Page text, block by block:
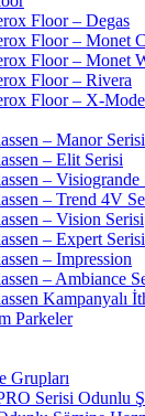
Floor – Degas
Floor – Monet
Floor – Monet
Floor – Rivera
Floor – X-Mode
– Manor Serisi
– Elit Serisi
– Visiogrande
– Trend 4V
– Vision Serisi
– Expert Serisi
– Impression
– Ambiance
Kampanyalı
Parkeler
Grupları
Serisi Odunlu